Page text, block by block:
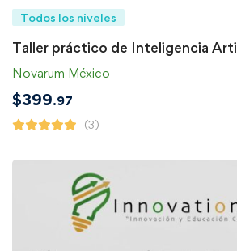
Todos los niveles
Taller práctico de Inteligencia
Novarum México
$399.97
(3)